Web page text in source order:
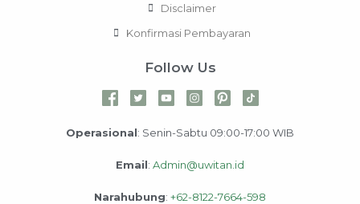
Disclaimer
Konfirmasi Pembayaran
Follow Us
Operasional: Senin-Sabtu 09:00-17:00 WIB
Email: Admin@uwitan.id
Narahubung: +62-8122-7664-598